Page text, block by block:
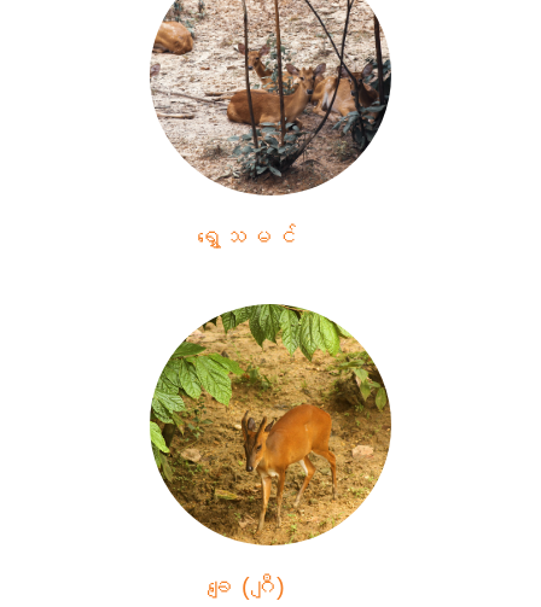
ရွှေသမင်
ချေ (ဂျီ)